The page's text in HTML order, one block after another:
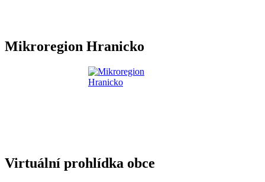
Mikroregion Hranicko
Virtuální prohlídka obce